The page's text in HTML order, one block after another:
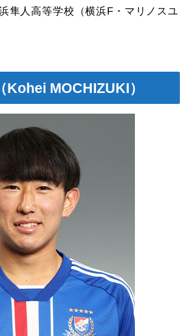
隼人高等学校（横浜F・マリノスユ
Kohei MOCHIZUKI）